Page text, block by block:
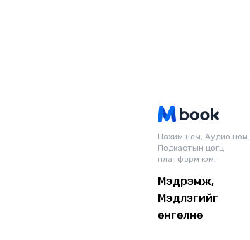
Цахим ном, Аудио ном,
Подкастын цогц
платформ юм.
Мэдрэмж,
Мэдлэгийг
өнгөлнө